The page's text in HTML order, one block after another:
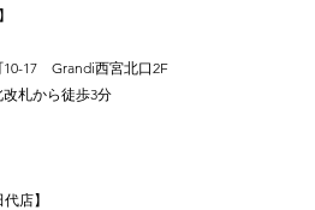
17　Grandi西宮北口2F
札から徒歩3分
店】